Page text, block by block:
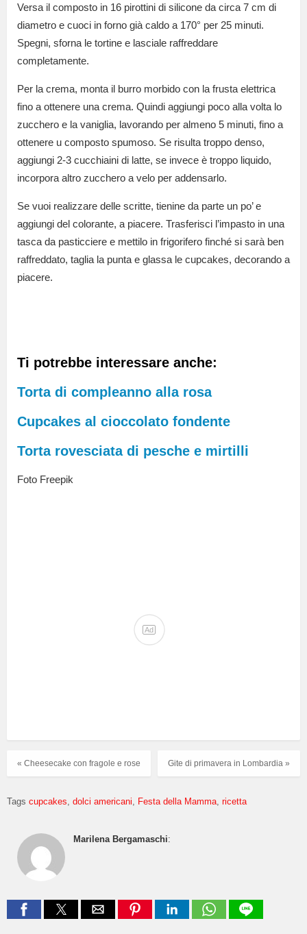
Versa il composto in 16 pirottini di silicone da circa 7 cm di
diametro e cuoci in forno già caldo a 170° per 25 minuti.
Spegni, sforna le tortine e lasciale raffreddare
completamente.
Per la crema, monta il burro morbido con la frusta elettrica
fino a ottenere una crema. Quindi aggiungi poco alla volta lo
zucchero e la vaniglia, lavorando per almeno 5 minuti, fino a
ottenere u composto spumoso. Se risulta troppo denso,
aggiungi 2-3 cucchiaini di latte, se invece è troppo liquido,
incorpora altro zucchero a velo per addensarlo.
Se vuoi realizzare delle scritte, tienine da parte un po’ e
aggiungi del colorante, a piacere. Trasferisci l’impasto in una
tasca da pasticciere e mettilo in frigorifero finché si sarà ben
raffreddato, taglia la punta e glassa le cupcakes, decorando a
piacere.
Ti potrebbe interessare anche:
Torta di compleanno alla rosa
Cupcakes al cioccolato fondente
Torta rovesciata di pesche e mirtilli
Foto Freepik
Ad
Gite di primavera in Lombardia »
« Cheesecake con fragole e rose
Tags cupcakes dolci americani Festa della Mamma ricetta
Marilena Bergamaschi: